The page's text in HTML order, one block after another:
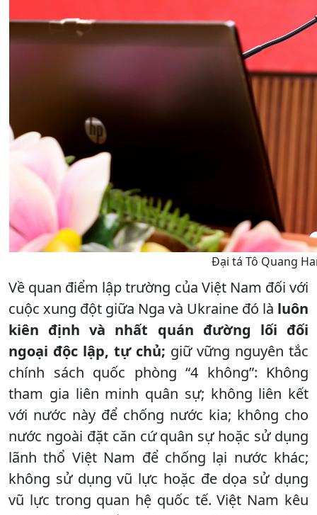
Đại tá Tô Quang
Về quan điểm lập trường của Việt Nam đối với
cuộc xung đột giữa Nga và Ukraine đó là luôn
kiên định và nhất quán đường lối đối
ngoại độc lập, tự chủ; giữ vững nguyên tắc
chính sách quốc phòng “4 không”: Không
tham gia liên minh quân sự; không liên kết
với nước này để chống nước kia; không cho
nước ngoài đặt căn cứ quân sự hoặc sử dụng
lãnh thổ Việt Nam để chống lại nước khác;
không sử dụng vũ lực hoặc đe dọa sử dụng
vũ lực trong quan hệ quốc tế. Việt Nam kêu